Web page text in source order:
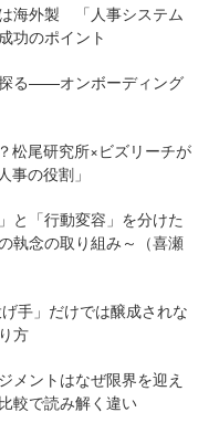
海外製 「人事システム
功のポイント
探る——オンボーディング
松尾研究所×ビズリーチが
事の役割」
と「行動変容」を分けた
執念の取り組み～（喜瀬
手」だけでは醸成されな
方
メントはなぜ限界を迎え
較で読み解く違い